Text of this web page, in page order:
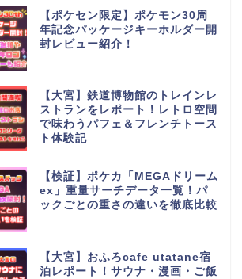
【ポケセン限定】ポケモン30周
年記念パッケージキーホルダー開
封レビュー紹介！
【大宮】鉄道博物館のトレインレ
ストランをレポート！レトロ空間
で味わうパフェ＆フレンチトース
ト体験記
【検証】ポケカ「MEGAドリーム
ex」重量サーチデータ一覧！パ
ックごとの重さの違いを徹底比較
【大宮】おふろcafe utatane宿
泊レポート！サウナ・漫画・ご飯